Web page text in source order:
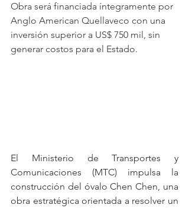
Obra será financiada íntegramente por
Anglo American Quellaveco con una
inversión superior a US$ 750 mil, sin
generar costos para el Estado.
El Ministerio de Transportes y
Comunicaciones (MTC) impulsa la
construcción del óvalo Chen Chen, una
obra estratégica orientada a resolver un